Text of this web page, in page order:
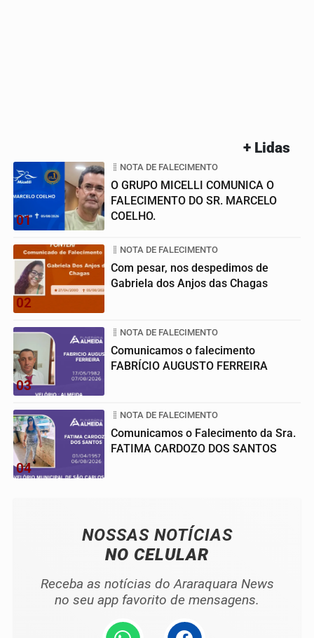
+ Lidas
01
NOTA DE FALECIMENTO
O GRUPO MICELLI COMUNICA O
FALECIMENTO DO SR. MARCELO
COELHO.
02
NOTA DE FALECIMENTO
Com pesar, nos despedimos de
Gabriela dos Anjos das Chagas
03
NOTA DE FALECIMENTO
Comunicamos o falecimento
FABRÍCIO AUGUSTO FERREIRA
04
NOTA DE FALECIMENTO
Comunicamos o Falecimento da Sra.
FATIMA CARDOZO DOS SANTOS
NOSSAS NOTÍCIAS
NO CELULAR
Receba as notícias do Araraquara News
no seu app favorito de mensagens.